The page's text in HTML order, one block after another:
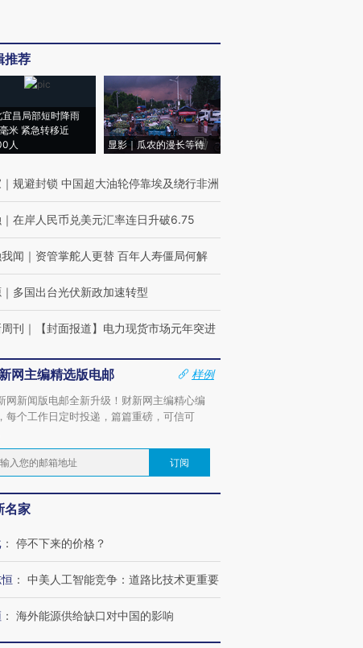
推荐
宜昌局部短时降雨
米 紧急转移近
人
显影｜瓜农的漫长等待
｜ 规避封锁 中国超大油轮停靠埃及绕行非洲
｜ 在岸人民币兑美元汇率连日升破6.75
闻 ｜ 资管掌舵人更替 百年人寿僵局何解
｜ 多国出台光伏新政加速转型
刊 ｜ 【封面报道】电力现货市场元年突进
网主编精选版电邮
样例
网新闻版电邮全新升级！财新网主编精心编
每个工作日定时投递，篇篇重磅，可信可
订阅
名家
： 停不下来的价格？
： 中美人工智能竞争：道路比技术更重要
： 海外能源供给缺口对中国的影响